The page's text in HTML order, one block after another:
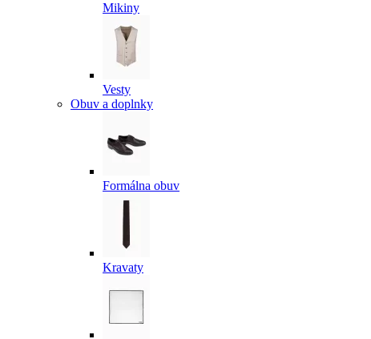
Mikiny
Vesty
Obuv a doplnky
Formálna obuv
Kravaty